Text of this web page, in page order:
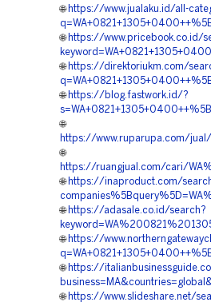
🌐 https://www.jualaku.id/all-
🌐 https://www.pricebook.co.id/
🌐 https://direktoriukm.com/
🌐 https://blog.fastwork.id/?
🌐
https://www.ruparupa.com/
🌐
https://ruangjual.com/cari/
🌐 https://inaproduct.com/
🌐 https://adasale.co.id/search?
🌐 https://
🌐 https://
🌐 https://www.slideshare.net/